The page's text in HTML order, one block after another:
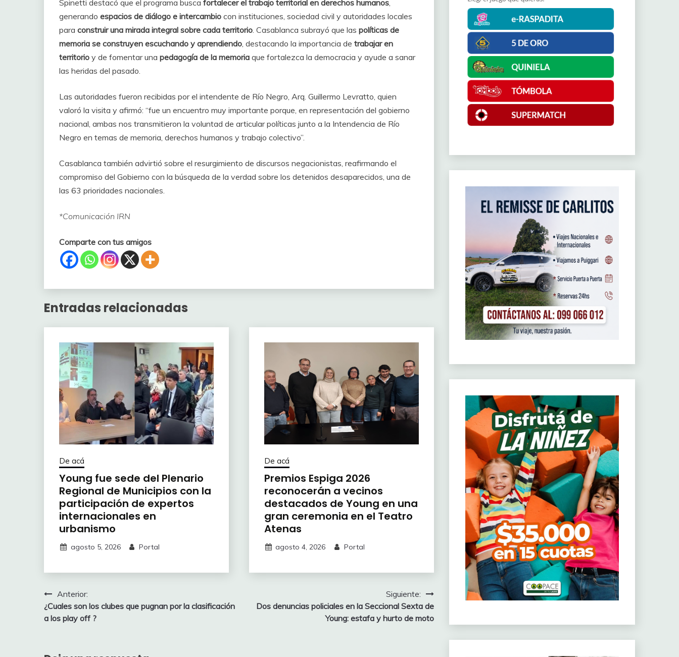
Spinetti destacó que el programa busca fortalecer el trabajo territorial en derechos humanos,
generando espacios de diálogo e intercambio con instituciones, sociedad civil y autoridades locales
para construir una mirada integral sobre cada territorio. Casablanca subrayó que las políticas de
memoria se construyen escuchando y aprendiendo, destacando la importancia de trabajar en
territorio y de fomentar una pedagogía de la memoria que fortalezca la democracia y ayude a sanar
las heridas del pasado.
Las autoridades fueron recibidas por el intendente de Río Negro, Arq. Guillermo Levratto, quien
valoró la visita y afirmó: “fue un encuentro muy importante porque, en representación del gobierno
nacional, ambas nos transmitieron la voluntad de articular políticas junto a la Intendencia de Río
Negro en temas de memoria, derechos humanos y trabajo colectivo”.
Casablanca también advirtió sobre el resurgimiento de discursos negacionistas, reafirmando el
compromiso del Gobierno con la búsqueda de la verdad sobre los detenidos desaparecidos, una de
las 63 prioridades nacionales.
*Comunicación IRN
Comparte con tus amigos
Entradas relacionadas
De acá
Young fue sede del Plenario
Regional de Municipios con la
participación de expertos
internacionales en
urbanismo
agosto 5, 2026 Portal
De acá
Premios Espiga 2026
reconocerán a vecinos
destacados de Young en una
gran ceremonia en el Teatro
Atenas
agosto 4, 2026 Portal
Navegación
de
Anterior:
¿Cuales son los clubes que pugnan por la clasificación
a los play off ?
Siguiente:
Dos denuncias policiales en la Seccional Sexta de
Young: estafa y hurto de moto